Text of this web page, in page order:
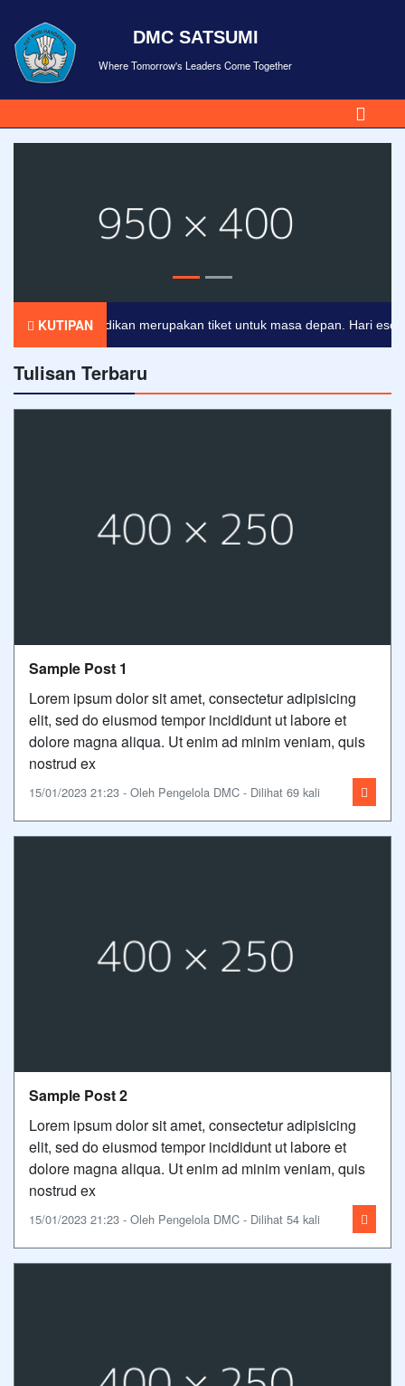
DMC SATSUMI
Where Tomorrow's Leaders Come Together
KUTIPAN
Pendidikan merupakan tiket untuk masa depan. Hari esok
Tulisan Terbaru
Sample Post 1
Lorem ipsum dolor sit amet, consectetur adipisicing
elit, sed do eiusmod tempor incididunt ut labore et
dolore magna aliqua. Ut enim ad minim veniam, quis
nostrud ex
15/01/2023 21:23 - Oleh Pengelola DMC - Dilihat 69 kali
Sample Post 2
Lorem ipsum dolor sit amet, consectetur adipisicing
elit, sed do eiusmod tempor incididunt ut labore et
dolore magna aliqua. Ut enim ad minim veniam, quis
nostrud ex
15/01/2023 21:23 - Oleh Pengelola DMC - Dilihat 54 kali